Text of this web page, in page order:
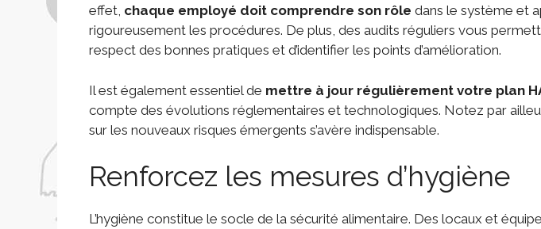
effet, chaque employé doit comprendre son rôle dans le système et
rigoureusement les procédures. De plus, des audits réguliers vous
respect des bonnes pratiques et d’identifier les points d’amélioration.
Il est également essentiel de mettre à jour régulièrement votre plan
compte des évolutions réglementaires et technologiques. Notez par
sur les nouveaux risques émergents s’avère indispensable.
Renforcez les mesures d’hygiène
L’hygiène constitue le socle de la sécurité alimentaire. Des locaux et